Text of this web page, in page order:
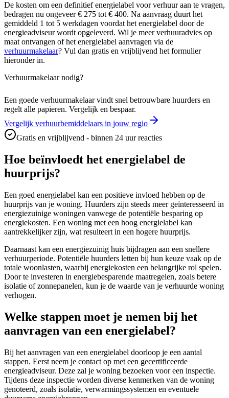
De kosten om een definitief energielabel voor verhuur aan te vragen,
bedragen nu ongeveer € 275 tot € 400. Na aanvraag duurt het
gemiddeld 1 tot 5 werkdagen voordat het energielabel door de
energieadviseur wordt opgeleverd. Wil je meer verhuuradvies op
maat ontvangen of het energielabel aanvragen via de
verhuurmakelaar? Vul dan gratis en vrijblijvend het formulier
hieronder in.
Verhuurmakelaar nodig?
Een goede verhuurmakelaar vindt snel betrouwbare huurders en
regelt alle papieren. Vergelijk en bespaar.
Vergelijk verhuurbemiddelaars in jouw regio
Gratis en vrijblijvend - binnen 24 uur reacties
Hoe beïnvloedt het energielabel de
huurprijs?
Een goed energielabel kan een positieve invloed hebben op de
huurprijs van je woning. Huurders zijn steeds meer geïnteresseerd in
energiezuinige woningen vanwege de potentiële besparing op
energiekosten. Een woning met een hoog energielabel kan
aantrekkelijker zijn, wat resulteert in een hogere huurprijs.
Daarnaast kan een energiezuinig huis bijdragen aan een snellere
verhuurperiode. Potentiële huurders letten bij hun keuze vaak op de
totale woonlasten, waarbij energiekosten een belangrijke rol spelen.
Door te investeren in energiebesparende maatregelen, zoals betere
isolatie of zonnepanelen, kun je de waarde van je verhuurde woning
verhogen.
Welke stappen moet je nemen bij het
aanvragen van een energielabel?
Bij het aanvragen van een energielabel doorloop je een aantal
stappen. Eerst neem je contact op met een gecertificeerde
energieadviseur. Deze zal je woning bezoeken voor een inspectie.
Tijdens deze inspectie worden diverse kenmerken van de woning
genoteerd, zoals isolatie, verwarmingssystemen en eventuele